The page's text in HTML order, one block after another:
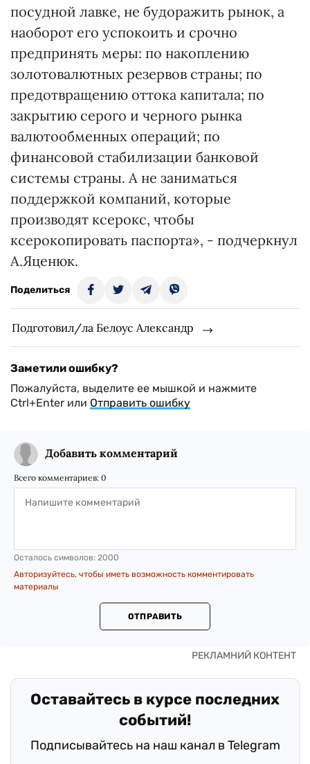
посудной лавке, не будоражить рынок, а
наоборот его успокоить и срочно
предпринять меры: по накоплению
золотовалютных резервов страны; по
предотвращению оттока капитала; по
закрытию серого и черного рынка
валютообменных операций; по
финансовой стабилизации банковой
системы страны. А не заниматься
поддержкой компаний, которые
производят ксерокс, чтобы
ксерокопировать паспорта», - подчеркнул
А.Яценюк.
Поделиться
Подготовил/ла Белоус Александр
Заметили ошибку?
Пожалуйста, выделите ее мышкой и нажмите
Ctrl+Enter или Отправить ошибку
Добавить комментарий
Всего комментариев: 0
Осталось символов: 2000
Авторизуйтесь, чтобы иметь возможность комментировать
материалы
ОТПРАВИТЬ
Оставайтесь в курсе последних
событий!
Подписывайтесь на наш канал в Telegram